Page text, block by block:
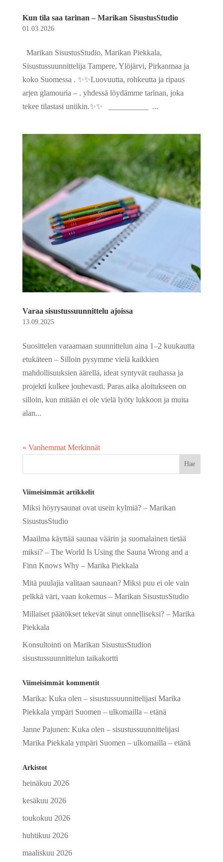
Kun tila saa tarinan – Marikan SisustusStudio
01.03.2026
Marikan SisustusStudio, Marikan Piekkala,
Sisustussuunnittelija Tampere, Ylöjärvi, Pirkanmaa ja
koko Suomessa . ✨✨Luovuutta, rohkeutta ja ripaus
arjen glamouria – . yhdessä löydämme tarinan, joka
tekee tilastasi uniikin.✨✨ __________ ...
Varaa sisustussuunnittelu ajoissa
13.09.2025
Suosittelen varaamaan suunnittelun aina 1–2 kuukautta
etukäteen – Silloin pysymme vielä kaikkien
mahdollisuuksien äärellä, ideat syntyvät rauhassa ja
projekti kulkee jouhevasti. Paras aika aloitukseen on
silloin, kun mitään ei ole vielä lyöty lukkoon ja muita
alan...
« Vanhemmat Merkinnät
Viimeisimmät artikkelit
Miksi höyrysaunat ovat usein kylmiä? – Marikan
SisustusStudio
Maailma käyttää saunaa väärin ja suomalainen tietää
miksi? – The World Is Using the Sauna Wrong and a
Finn Knows Why – Marika Piekkala
Mitä puulajia valitaan saunaan? Miksi puu ei ole vain
pelkkä väri, vaan kokemus – Marikan SisustusStudio
Millaiset päätökset tekevät sinut onnelliseksi? – Marika
Piekkala
Konsultointi on Marikan SisustusStudion
sisustussuunnittelun taikakortti
Viimeisimmät kommentit
Marika: Kuka olen – sisustussuunnittelijasi Marika
Piekkala ympäri Suomen – ulkomailla – etänä
Janne Pajunen: Kuka olen – sisustussuunnittelijasi
Marika Piekkala ympäri Suomen – ulkomailla – etänä
Arkistot
heinäkuu 2026
kesäkuu 2026
toukokuu 2026
huhtikuu 2026
maaliskuu 2026